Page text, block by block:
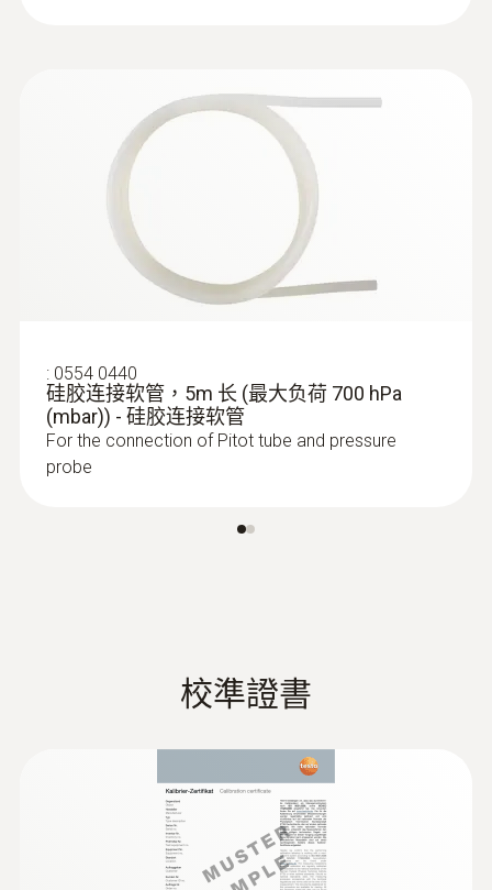
: 0554 0440
硅胶连接软管，5m 长 (最大负荷 700 hPa
(mbar)) - 硅胶连接软管
For the connection of Pitot tube and pressure
probe
校準證書